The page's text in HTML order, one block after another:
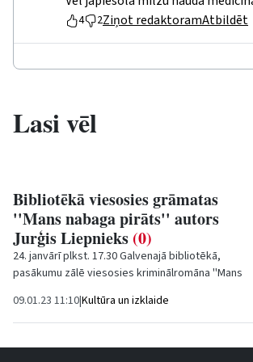
4 2Ziņot redaktoramAtbildēt
Lasi vēl
Bibliotēkā viesosies grāmatas
''Mans nabaga pirāts'' autors
Jurģis Liepnieks (0)
24. janvārī plkst. 17.30 Galvenajā bibliotēkā,
pasākumu zālē viesosies kriminālromāna ''Mans
09.01.23 11:10|Kultūra un izklaide